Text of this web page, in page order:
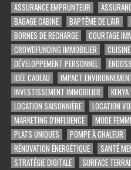
ASSURANCE EMPRUNTEUR
BAGAGE CABINE
BAPTÊME DE L'AIR
BORNES DE RECHARGE
COURTAGE
CROWDFUNDING IMMOBILIER
DÉVELOPPEMENT PERSONNEL
IDÉE CADEAU
IMPACT
INVESTISSEMENT IMMOBILIER
KENYA
LOCATION SAISONNIÈRE
LOCATION
MARKETING D'INFLUENCE
MODE
PLATS UNIQUES
POMPE À CHALEUR
RÉNOVATION ÉNERGÉTIQUE
SANTÉ
STRATÉGIE DIGITALE
SURFACE